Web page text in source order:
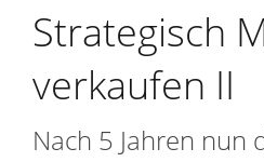
Strategisch
verkaufen II
Nach 5 Jahren nun